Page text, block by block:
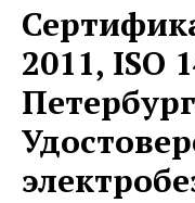
2011, ISO